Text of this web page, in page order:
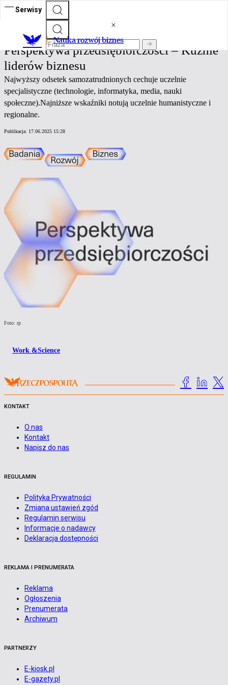
Serwisy
Nauka rozwój biznes
Nauka rozwój biznes
Perspektywa przedsiębiorczości – Kuźnie
liderów biznesu
Najwyższy odsetek samozatrudnionych cechuje uczelnie
specjalistyczne (technologie, informatyka, media, nauki
społeczne).Najniższe wskaźniki notują uczelnie humanistyczne i
regionalne.
Publikacja: 17.06.2025 15:28
Foto: rp
Work &Science
KONTAKT
O nas
Kontakt
Napisz do nas
REGULAMIN
Polityka Prywatności
Zmiana ustawień zgód
Regulamin serwisu
Informacje o nadawcy
Deklaracja dostępności
REKLAMA I PRENUMERATA
Reklama
Ogłoszenia
Prenumerata
Archiwum
PARTNERZY
E-kiosk.pl
E-gazety.pl